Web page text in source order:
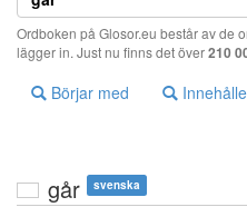
Ordboken på Glosor.eu består av de
lägger in. Just nu finns det över210
Börjar med
går svenska